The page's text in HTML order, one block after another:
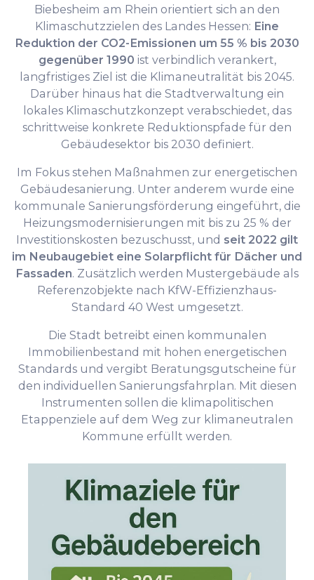
Biebesheim am Rhein orientiert sich an den
Klimaschutzzielen des Landes Hessen: Eine
Reduktion der CO2-Emissionen um 55 % bis 2030
gegenüber 1990 ist verbindlich verankert,
langfristiges Ziel ist die Klimaneutralität bis 2045.
Darüber hinaus hat die Stadtverwaltung ein
lokales Klimaschutzkonzept verabschiedet, das
schrittweise konkrete Reduktionspfade für den
Gebäudesektor bis 2030 definiert.
Im Fokus stehen Maßnahmen zur energetischen
Gebäudesanierung. Unter anderem wurde eine
kommunale Sanierungsförderung eingeführt, die
Heizungsmodernisierungen mit bis zu 25 % der
Investitionskosten bezuschusst, und seit 2022 gilt
im Neubaugebiet eine Solarpflicht für Dächer und
Fassaden. Zusätzlich werden Mustergebäude als
Referenzobjekte nach KfW-Effizienzhaus-
Standard 40 West umgesetzt.
Die Stadt betreibt einen kommunalen
Immobilienbestand mit hohen energetischen
Standards und vergibt Beratungsgutscheine für
den individuellen Sanierungsfahrplan. Mit diesen
Instrumenten sollen die klimapolitischen
Etappenziele auf dem Weg zur klimaneutralen
Kommune erfüllt werden.